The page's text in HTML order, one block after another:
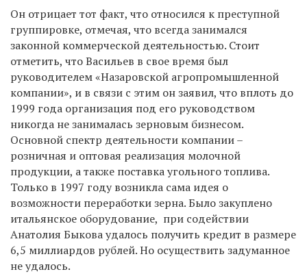
Он отрицает тот факт, что относился к преступной
группировке, отмечая, что всегда занимался
законной коммерческой деятельностью. Стоит
отметить, что Васильев в свое время был
руководителем «Назаровской агропромышленной
компании», и в связи с этим он заявил, что вплоть до
1999 года организация под его руководством
никогда не занималась зерновым бизнесом.
Основной спектр деятельности компании –
розничная и оптовая реализация молочной
продукции, а также поставка угольного топлива.
Только в 1997 году возникла сама идея о
возможности переработки зерна. Было закуплено
итальянское оборудование, при содействии
Анатолия Быкова удалось получить кредит в размере
6,5 миллиардов рублей. Но осуществить задуманное
не удалось.